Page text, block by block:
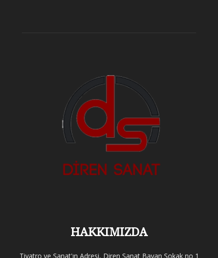
HAKKIMIZDA
Tiyatro ve Sanat'ın Adresi, Diren Sanat Bayan Sokak no 1